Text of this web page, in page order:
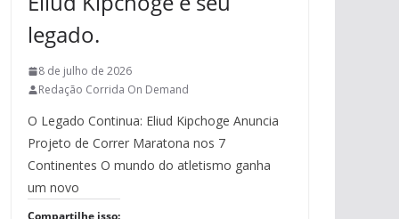
.
legado.
8 de julho de 2026
Redação Corrida On Demand
O Legado Continua: Eliud Kipchoge Anuncia
Projeto de Correr Maratona nos 7
Continentes O mundo do atletismo ganha
um novo
Compartilhe isso: